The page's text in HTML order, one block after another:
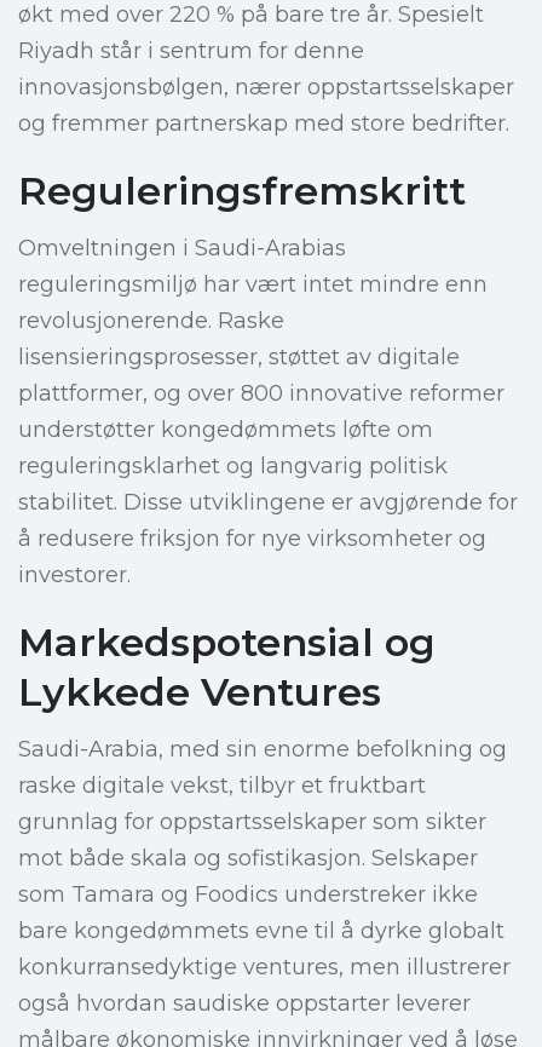
økt med over 220 % på bare tre år. Spesielt
Riyadh står i sentrum for denne
innovasjonsbølgen, nærer oppstartsselskaper
og fremmer partnerskap med store bedrifter.
Reguleringsfremskritt
Omveltningen i Saudi-Arabias
reguleringsmiljø har vært intet mindre enn
revolusjonerende. Raske
lisensieringsprosesser, støttet av digitale
plattformer, og over 800 innovative reformer
understøtter kongedømmets løfte om
reguleringsklarhet og langvarig politisk
stabilitet. Disse utviklingene er avgjørende for
å redusere friksjon for nye virksomheter og
investorer.
Markedspotensial og
Lykkede Ventures
Saudi-Arabia, med sin enorme befolkning og
raske digitale vekst, tilbyr et fruktbart
grunnlag for oppstartsselskaper som sikter
mot både skala og sofistikasjon. Selskaper
som Tamara og Foodics understreker ikke
bare kongedømmets evne til å dyrke globalt
konkurransedyktige ventures, men illustrerer
også hvordan saudiske oppstarter leverer
målbare økonomiske innvirkninger ved å løse